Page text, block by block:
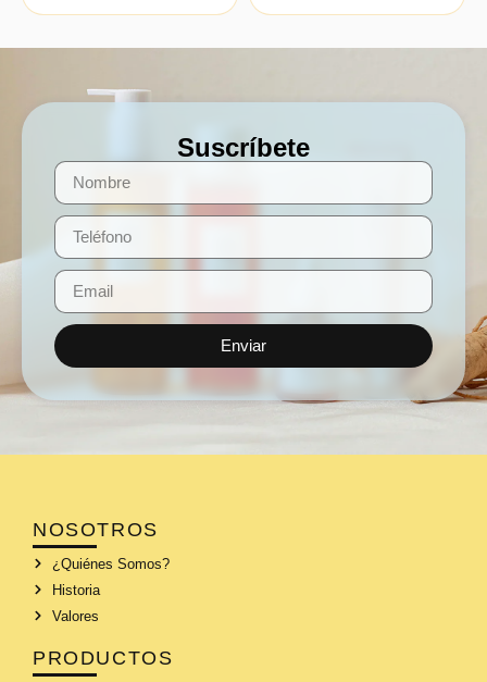
Suscríbete
Enviar
NOSOTROS
¿Quiénes Somos?
Historia
Valores
PRODUCTOS